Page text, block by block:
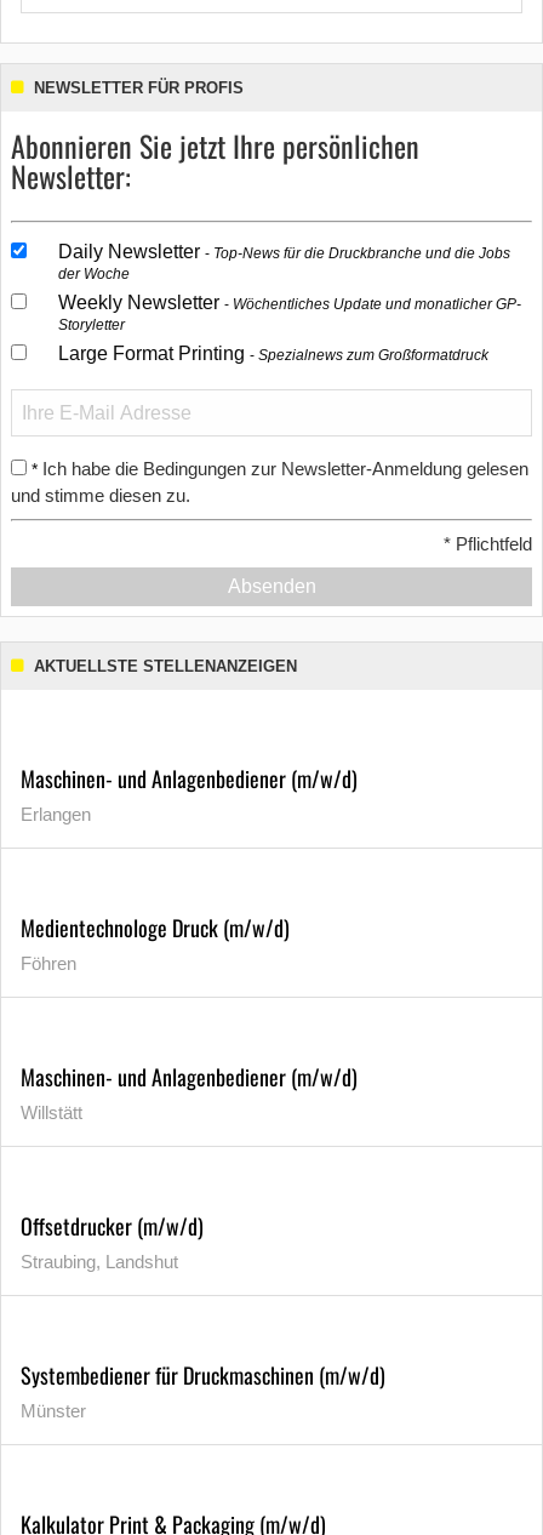
NEWSLETTER FÜR PROFIS
Abonnieren Sie jetzt Ihre persönlichen
Newsletter:
Daily Newsletter
Top-News für die Druckbranche und die Jobs
der Woche
Weekly Newsletter
Wöchentliches Update und monatlicher GP-
Storyletter
Large Format Printing Spezialnews zum Großformatdruck
* Ich habe die Bedingungen zur Newsletter-Anmeldung gelesen
und stimme diesen zu.
* Pflichtfeld
Absenden
AKTUELLSTE STELLENANZEIGEN
Maschinen- und Anlagenbediener (m/w/d)
Erlangen
Medientechnologe Druck (m/w/d)
Föhren
Maschinen- und Anlagenbediener (m/w/d)
Willstätt
Offsetdrucker (m/w/d)
Straubing, Landshut
Systembediener für Druckmaschinen (m/w/d)
Münster
Kalkulator Print & Packaging (m/w/d)